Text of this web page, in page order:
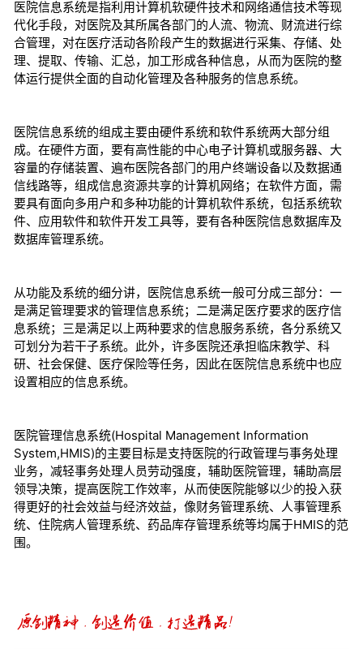
医院信息系统是指利用计算机软硬件技术和网络通信技术等现
代化手段，对医院及其所属各部门的人流、物流、财流进行综
合管理，对在医疗活动各阶段产生的数据进行采集、存储、处
理、提取、传输、汇总，加工形成各种信息，从而为医院的整
体运行提供全面的自动化管理及各种服务的信息系统。
医院信息系统的组成主要由硬件系统和软件系统两大部分组
成。在硬件方面，要有高性能的中心电子计算机或服务器、大
容量的存储装置、遍布医院各部门的用户终端设备以及数据通
信线路等，组成信息资源共享的计算机网络；在软件方面，需
要具有面向多用户和多种功能的计算机软件系统，包括系统软
件、应用软件和软件开发工具等，要有各种医院信息数据库及
数据库管理系统。
从功能及系统的细分讲，医院信息系统一般可分成三部分：一
是满足管理要求的管理信息系统；二是满足医疗要求的医疗信
息系统；三是满足以上两种要求的信息服务系统，各分系统又
可划分为若干子系统。此外，许多医院还承担临床教学、科
研、社会保健、医疗保险等任务，因此在医院信息系统中也应
设置相应的信息系统。
医院管理信息系统(Hospital Management Information
System,HMIS)的主要目标是支持医院的行政管理与事务处理
业务，减轻事务处理人员劳动强度，辅助医院管理，辅助高层
领导决策，提高医院工作效率，从而使医院能够以少的投入获
得更好的社会效益与经济效益，像财务管理系统、人事管理系
统、住院病人管理系统、药品库存管理系统等均属于HMIS的范
围。